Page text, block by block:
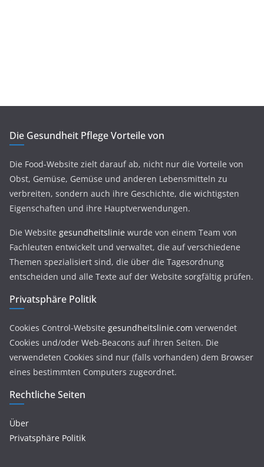
Die Gesundheit Pflege Vorteile von
Die Food-Website zielt darauf ab, nicht nur die Vorteile von
Obst, Gemüse, Gemüse und anderen Lebensmitteln zu
verbreiten, sondern auch ihre Geschichte, die wichtigsten
Eigenschaften und ihre Hauptverwendungen.
Die Website gesundheitslinie wurde von einem Team von
Fachleuten entwickelt und verwaltet, die auf verschiedene
Themen spezialisiert sind, die über die Tagesordnung
entscheiden und alle Texte auf der Website sorgfältig prüfen.
Privatsphäre Politik
Cookies Control-Website gesundheitslinie.com verwendet
Cookies und/oder Web-Beacons auf ihren Seiten. Die
verwendeten Cookies sind nur (falls vorhanden) dem Browser
eines bestimmten Computers zugeordnet.
Rechtliche Seiten
Über
Privatsphäre Politik